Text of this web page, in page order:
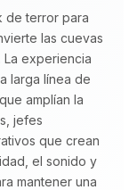
de terror para
las cuevas
experiencia
larga línea de
amplían la
jefes
que crean
el sonido y
mantener una